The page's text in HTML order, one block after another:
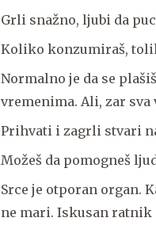
Grli snažno, ljubi da
Koliko konzumiraš,
Normalno je da se
vremenima. Ali, zar sva
Prihvati i zagrli stvari
Možeš da pomogneš
Srce je otporan organ.
ne mari. Iskusan ratnik